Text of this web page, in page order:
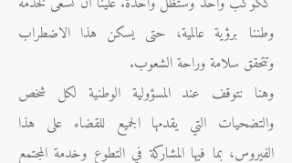
وطننا برؤية عالمية، حتى يسكن هذا الاضطراب
وتتحقق سلامة وراحة الشعوب.
وهنا نتوقف عند المسؤولية الوطنية لكل شخص
والتضحيات التي يقدمها الجميع للقضاء على هذا
الفيروس، بما فيها المشاركة في التطوع وخدمة المجتمع